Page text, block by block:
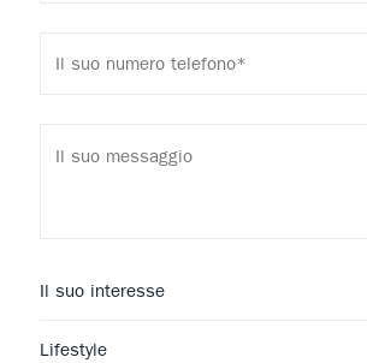
Il suo interesse
Lifestyle